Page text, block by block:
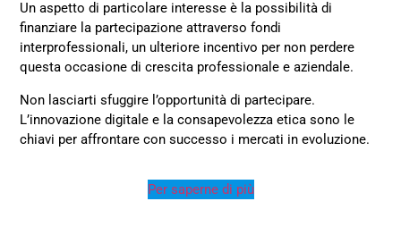
Un aspetto di particolare interesse è la possibilità di
finanziare la partecipazione attraverso fondi
interprofessionali, un ulteriore incentivo per non perdere
questa occasione di crescita professionale e aziendale.
Non lasciarti sfuggire l’opportunità di partecipare.
L’innovazione digitale e la consapevolezza etica sono le
chiavi per affrontare con successo i mercati in evoluzione.
Per saperne di più